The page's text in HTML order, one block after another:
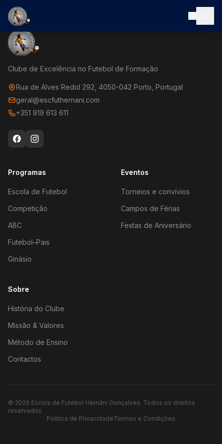
Clube de Excelência no Futebol de Formação
Rua de Alves Redol 292, 4050-042 Porto, Portugal
geral@escfuthernani.com
+351 919 613 611
Programas
Escola de Futebol
Competição
ABC
Futebol–Pais
Ginásio
Eventos
Torneios e convívios
Campos de Férias
Festas de Aniversário
Sobre
História do Clube
Missão & Valores
Método de Ensino
Contactos
© 2026 Escola de Futebol Hernâni Gonçalves. Todos os direitos
reservados.
Política de PrivacidadeTermos e Condições